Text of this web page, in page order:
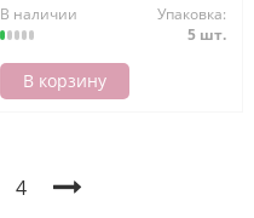
В наличии
Упаковка:
5 шт.
В корзину
4